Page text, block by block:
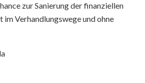
zur Sanierung der finanziellen
im Verhandlungswege und ohne